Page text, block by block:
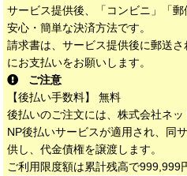
サービス提供後、「コンビニ」「
安心・簡単な決済方法です。
請求書は、サービス提供後に郵送
にお支払いをお願いします。
ご注意
【後払い手数料】 無料
後払いのご注文には、株式会社ネ
NP後払いサービスが適用され、同
供し、代金債権を譲渡します。
ご利用限度額は累計残高で999,999